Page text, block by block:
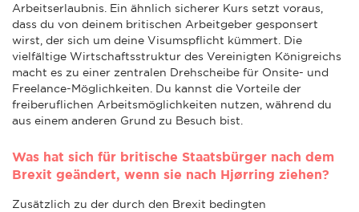
Arbeitserlaubnis. Ein ähnlich sicherer Kurs setzt voraus,
dass du von deinem britischen Arbeitgeber gesponsert
wirst, der sich um deine Visumspflicht kümmert. Die
vielfältige Wirtschaftsstruktur des Vereinigten Königreichs
macht es zu einer zentralen Drehscheibe für Onsite- und
Freelance-Möglichkeiten. Du kannst die Vorteile der
freiberuflichen Arbeitsmöglichkeiten nutzen, während du
aus einem anderen Grund zu Besuch bist.
Was hat sich für britische Staatsbürger nach dem
Brexit geändert, wenn sie nach Hjørring ziehen?
Zusätzlich zu der durch den Brexit bedingten